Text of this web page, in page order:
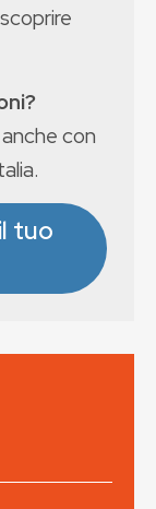
con
tuo